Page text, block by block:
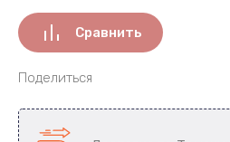
Сравнить
Поделиться